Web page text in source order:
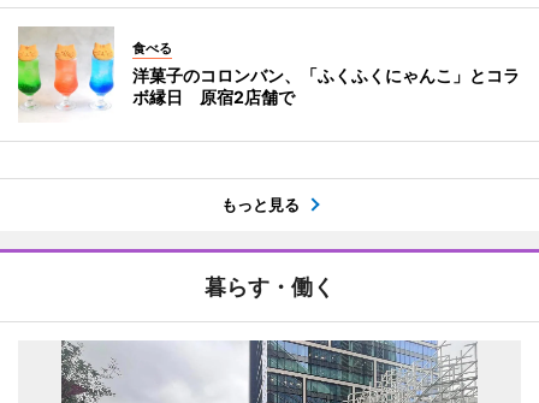
食べる
洋菓子のコロンバン、「ふくふくにゃんこ」とコラ
ボ縁日 原宿2店舗で
もっと見る
暮らす・働く